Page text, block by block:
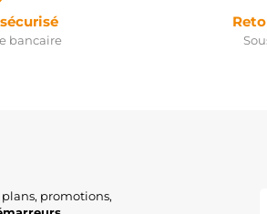
bancaire
promotions,